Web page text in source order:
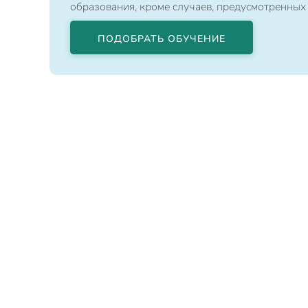
образования, кроме случаев,
ПОДОБРАТЬ ОБУЧЕНИЕ